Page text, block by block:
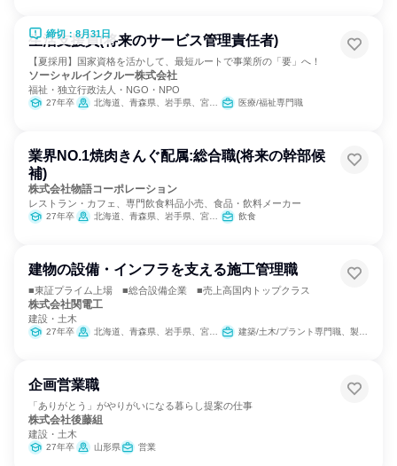
締切：8月31日
生活支援員(将来のサービス管理責任者)
【夏採用】国家資格を活かして、最短ルートで事業所の「要」へ！
ソーシャルインクルー株式会社
福祉・独立行政法人・NGO・NPO
27年卒 北海道、青森県、岩手県、宮城県、秋田県、山形県、福島県、茨城県、栃木県、群馬県、埼玉県、千葉県、東京都、神奈川県、新潟県、富山県、石川県、福井県、山梨県、長野県、岐阜県、静岡県、愛知県、三重県、滋賀県、京都府、大阪府、兵庫県、奈良県、和歌山県、鳥取県、島根県、岡山県、広島県、山口県、徳島県、香川県、愛媛県、高知県、福岡県、佐賀県、長崎県、熊本県、大分県、宮崎県、鹿児島県 医療/福祉専門職
業界NO.1焼肉きんぐ配属:総合職(将来の幹部候
補)
株式会社物語コーポレーション
レストラン・カフェ、専門飲食料品小売、食品・飲料メーカー
27年卒 北海道、青森県、岩手県、宮城県、秋田県、山形県、福島県、茨城県、栃木県、群馬県、埼玉県、千葉県、東京都、神奈川県、新潟県、富山県、石川県、福井県、山梨県、長野県、岐阜県、静岡県、愛知県、三重県、滋賀県、京都府、大阪府、兵庫県、奈良県、和歌山県、鳥取県、島根県、岡山県、広島県、山口県、徳島県、香川県、愛媛県、高知県、福岡県、佐賀県、長崎県、熊本県、大分県、宮崎県、鹿児島県、沖縄県 飲食
建物の設備・インフラを支える施工管理職
■東証プライム上場 ■総合設備企業 ■売上高国内トップクラス
株式会社関電工
建設・土木
27年卒 北海道、青森県、岩手県、宮城県、秋田県、山形県、福島県、茨城県、栃木県、群馬県、埼玉県、千葉県、東京都、神奈川県、新潟県、富山県、福井県、山梨県、長野県、静岡県、愛知県、京都府、大阪府、兵庫県、広島県、福岡県、熊本県、宮崎県、鹿児島県、沖縄県 建築/土木/プラント専門職、製造・生産工程
企画営業職
「ありがとう」がやりがいになる暮らし提案の仕事
株式会社後藤組
建設・土木
27年卒 山形県 営業